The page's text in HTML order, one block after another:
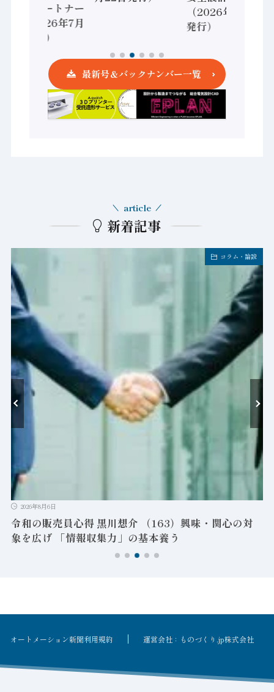
ションパートナー
へ / （2026年7月
29日発行）
（2026年7月15日
発行）
最新号＆バックナンバー一覧
新着記事
article
コラム・論説
2026年8月6日
令和の販売員心得 黒川想介 （163）興味・関心の対
象を広げ 「情報収集力」の基本養う
オートメーション新聞利用規約 運営会社：ものづくり.jp株式会社